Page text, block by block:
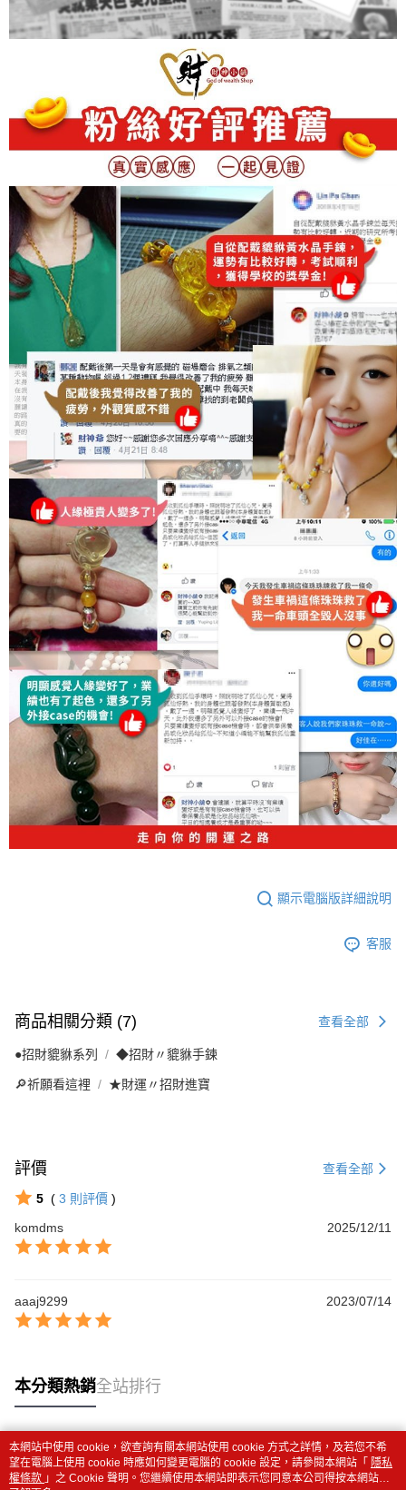
顯示電腦版詳細說明
客服
商品相關分類 (7) 查看全部
●招財貔貅系列 ◆招財〃貔貅手鍊
🔎祈願看這裡 ★財運〃招財進寶
評價 查看全部
5 ( 3 則評價 )
komdms
2025/12/11
aaaj9299 2023/07/14
本分類熱銷全站排行
熱門標籤
本網站中使用 cookie，欲查詢有關本網站使用 cookie 方式之詳情，及若您不希
望在電腦上使用 cookie 時應如何變更電腦的 cookie 設定，請參閱本網站「 隱私
權條款 」之 Cookie 聲明。您繼續使用本網站即表示您同意本公司得按本網站使